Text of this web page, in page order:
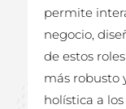
permite
negocio,
de estos
más robusto
holística a